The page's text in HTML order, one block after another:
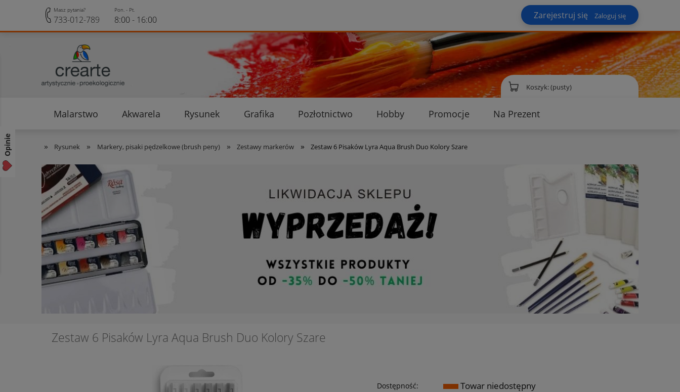
Zarejestruj się Zaloguj się
Koszyk:(pusty)
Malarstwo Akwarela Rysunek Grafika Pozłotnictwo Hobby Promocje
Na Prezent
» Rysunek » Markery, pisaki pędzelkowe (brush peny) » Zestawy markerów » Zestaw 6 Pisaków Lyra Aqua Brush Duo Kolory Szare
Zestaw 6 Pisaków Lyra Aqua Brush Duo Kolory Szare
Dostępność: Towar niedostępny
Masz pytania?
733-012-789
Pon. - Pt.
8:00 - 16:00
Opinie